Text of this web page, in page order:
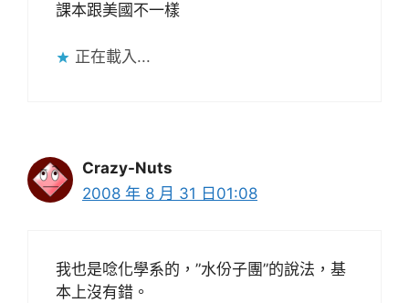
課本跟美國不一樣
正在載入...
Crazy-Nuts
2008 年 8 月 31 日01:08
我也是唸化學系的，”水份子團”的說法，基
本上沒有錯。